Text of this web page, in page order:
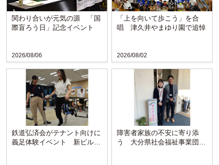
2026/08/06
関わり合いが元気の源 「国
際盲ろう日」記念イベント
2026/08/02
「上を向いて歩こう」を合
唱 津久井やまゆり園で追悼
鉄道弘済会がテナント向けに
義足体験イベント 新ビルの
障害者家族の不安に寄り添
う 大分県社会福祉事業団の